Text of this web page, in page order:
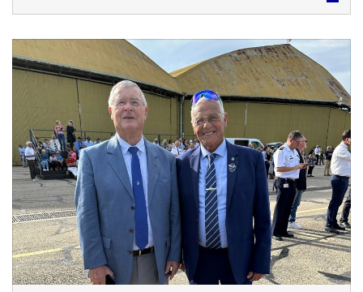
passion son métier ...